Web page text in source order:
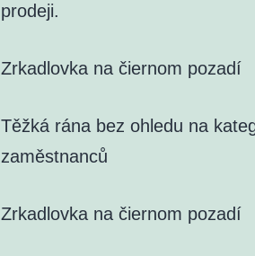
prodeji.
Zrkadlovka na čiernom pozadí
Těžká rána bez ohledu na
zaměstnanců
Zrkadlovka na čiernom pozadí